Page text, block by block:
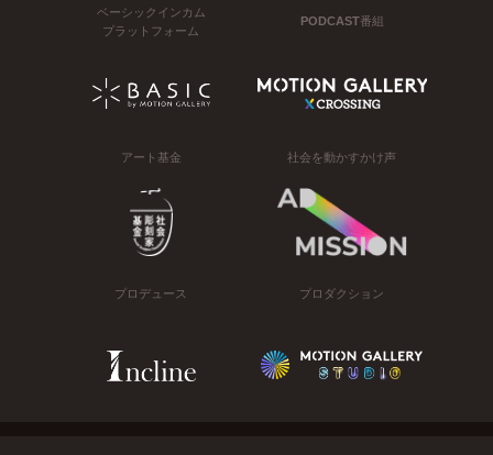
ベーシックインカム
プラットフォーム
PODCAST番組
アート基金 社会を動かすかけ声
プロデュース プロダクション